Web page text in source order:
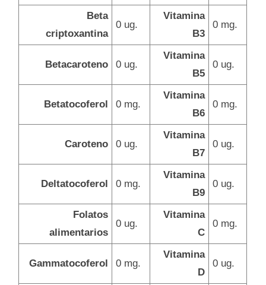
Beta
criptoxantina
0 ug.
Vitamina
B3
0 mg.
Betacaroteno 0 ug.
Vitamina
B5
0 ug.
Betatocoferol 0 mg.
Vitamina
B6
0 mg.
Caroteno 0 ug.
Vitamina
B7
0 ug.
Deltatocoferol 0 mg.
Vitamina
B9
0 ug.
Folatos
alimentarios
0 ug.
Vitamina
C
0 mg.
Gammatocoferol 0 mg.
Vitamina
D
0 ug.